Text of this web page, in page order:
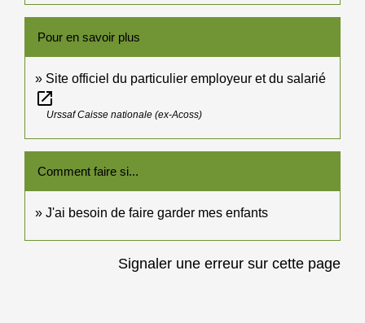
Pour en savoir plus
Site officiel du particulier employeur et du salarié
open_in_new
Urssaf Caisse nationale (ex-Acoss)
Comment faire si...
J'ai besoin de faire garder mes enfants
Signaler une erreur sur cette page